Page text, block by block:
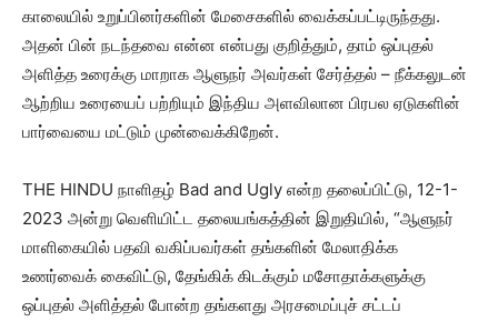
காலையில் உறுப்பினர்களின் மேசைகளில் வைக்கப்பட்டிருந்தது.
அதன் பின் நடந்தவை என்ன என்பது குறித்தும், தாம் ஒப்புதல்
அளித்த உரைக்கு மாறாக ஆளுநர் அவர்கள் சேர்த்தல் – நீக்கலுடன்
ஆற்றிய உரையைப் பற்றியும் இந்திய அளவிலான பிரபல ஏடுகளின்
பார்வையை மட்டும் முன்வைக்கிறேன்.
THE HINDU நாளிதழ் Bad and Ugly என்ற தலைப்பிட்டு, 12-1-
2023 அன்று வெளியிட்ட தலையங்கத்தின் இறுதியில், “ஆளுநர்
மாளிகையில் பதவி வகிப்பவர்கள் தங்களின் மேலாதிக்க
உணர்வைக் கைவிட்டு, தேங்கிக் கிடக்கும் மசோதாக்களுக்கு
ஒப்புதல் அளித்தல் போன்ற தங்களது அரசமைப்புச் சட்டப்